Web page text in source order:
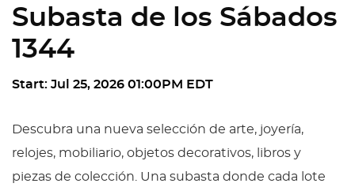
Subasta de los Sábados
1344
Start: Jul 25, 2026 01:00PM EDT
Descubra una nueva selección de arte, joyería,
relojes, mobiliario, objetos decorativos, libros y
piezas de colección. Una subasta donde cada lote